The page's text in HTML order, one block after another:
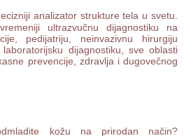
analizator strukture tela u svetu.
ultrazvučnu dijagnostiku na
pedijatriju, neinvazivnu hirurgiju
dijagnostiku, sve oblasti
prevencije, zdravlja i dugovečnog
kožu na prirodan način?